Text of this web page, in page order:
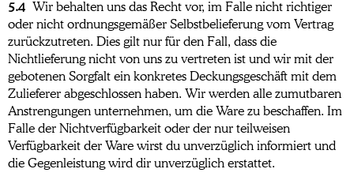
5.4 Wir behalten uns das Recht vor, im Falle nicht richtiger
oder nicht ordnungsgemäßer Selbstbelieferung vom Vertrag
zurückzutreten. Dies gilt nur für den Fall, dass die
Nichtlieferung nicht von uns zu vertreten ist und wir mit der
gebotenen Sorgfalt ein konkretes Deckungsgeschäft mit dem
Zulieferer abgeschlossen haben. Wir werden alle zumutbaren
Anstrengungen unternehmen, um die Ware zu beschaffen. Im
Falle der Nichtverfügbarkeit oder der nur teilweisen
Verfügbarkeit der Ware wirst du unverzüglich informiert und
die Gegenleistung wird dir unverzüglich erstattet.